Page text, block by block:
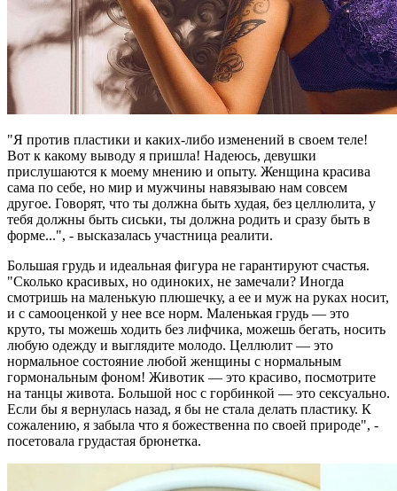
"Я против пластики и каких-либо изменений в своем теле!
Вот к какому выводу я пришла! Надеюсь, девушки
прислушаются к моему мнению и опыту. Женщина красива
сама по себе, но мир и мужчины навязываю нам совсем
другое. Говорят, что ты должна быть худая, без целлюлита, у
тебя должны быть сиськи, ты должна родить и сразу быть в
форме...", - высказалась участница реалити.
Большая грудь и идеальная фигура не гарантируют счастья.
"Сколько красивых, но одиноких, не замечали? Иногда
смотришь на маленькую плюшечку, а ее и муж на руках носит,
и с самооценкой у нее все норм. Маленькая грудь — это
круто, ты можешь ходить без лифчика, можешь бегать, носить
любую одежду и выглядите молодо. Целлюлит — это
нормальное состояние любой женщины с нормальным
гормональным фоном! Животик — это красиво, посмотрите
на танцы живота. Большой нос с горбинкой — это сексуально.
Если бы я вернулась назад, я бы не стала делать пластику. К
сожалению, я забыла что я божественна по своей природе", -
посетовала грудастая брюнетка.